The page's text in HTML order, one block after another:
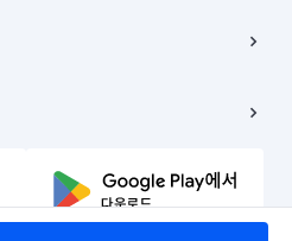
책임은 거래당사자에게 있습니다.
Reserved.